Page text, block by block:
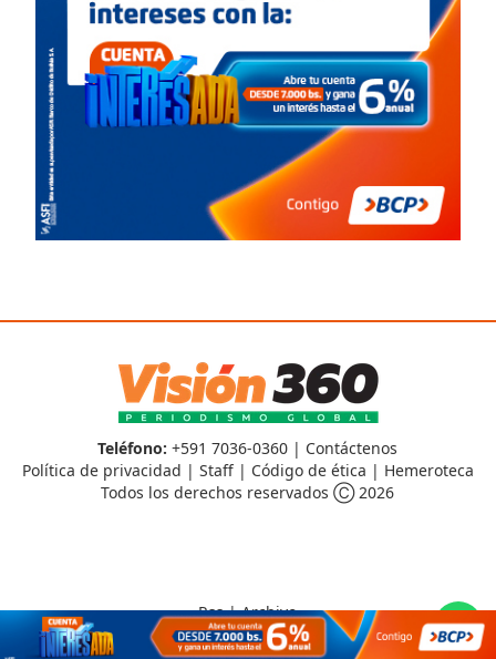
Teléfono: +591 7036-0360 | Contáctenos
Política de privacidad | Staff| Código de ética | Hemeroteca
Todos los derechos reservados Ⓒ 2026
Rss|Archivo
CMS para mediosbyTroop